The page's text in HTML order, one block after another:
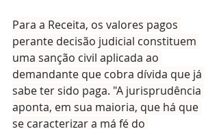
Para a Receita, os valores pagos
perante decisão judicial constituem
uma sanção civil aplicada ao
demandante que cobra dívida que já
sabe ter sido paga. "A jurisprudência
aponta, em sua maioria, que há que
se caracterizar a má fé do